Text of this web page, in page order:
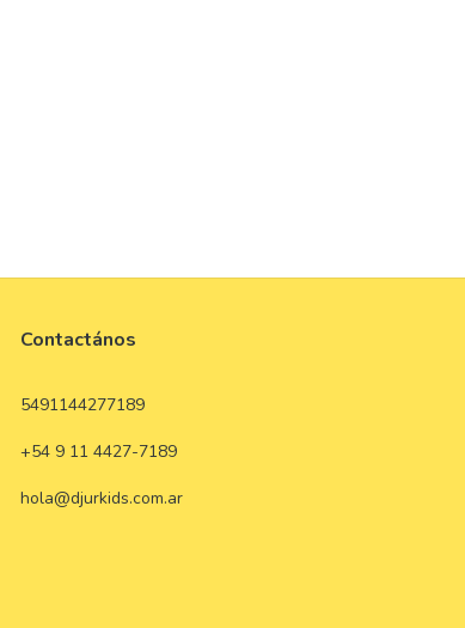
Contactános
5491144277189
+54 9 11 4427-7189
hola@djurkids.com.ar